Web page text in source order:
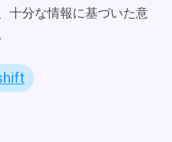
十分な情報に基づいた意